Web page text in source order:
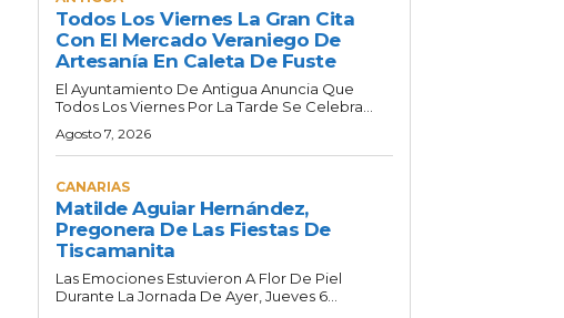
Todos Los Viernes La Gran Cita
Con El Mercado Veraniego De
Artesanía En Caleta De Fuste
El Ayuntamiento De Antigua Anuncia Que
Todos Los Viernes Por La Tarde Se Celebra...
Agosto 7, 2026
CANARIAS
Matilde Aguiar Hernández,
Pregonera De Las Fiestas De
Tiscamanita
Las Emociones Estuvieron A Flor De Piel
Durante La Jornada De Ayer, Jueves 6...